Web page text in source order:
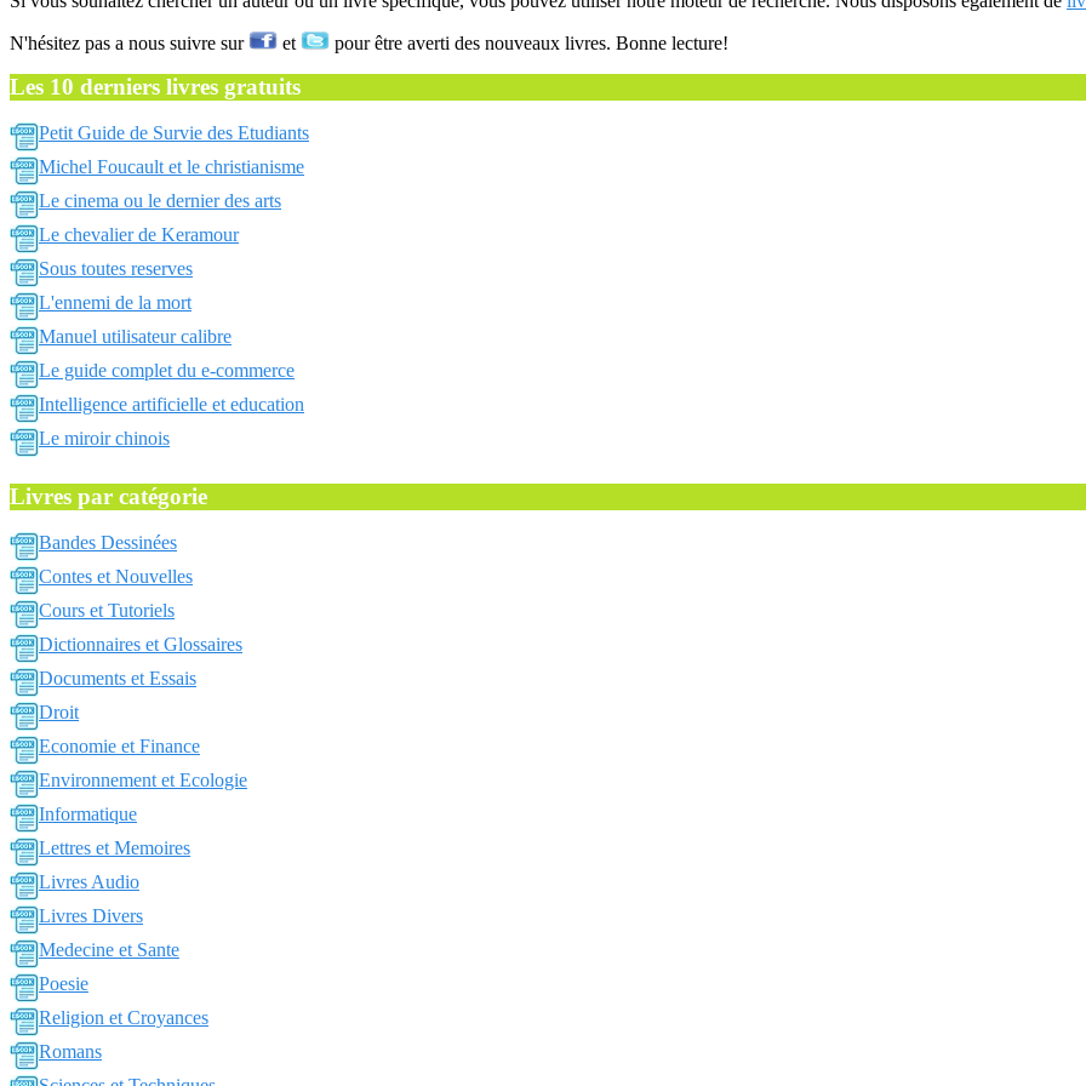
N'hésitez pas a nous suivre sur et pour être averti des nouveaux livres. Bonne lecture!
Les 10 derniers livres gratuits
Petit Guide de Survie des Etudiants
Michel Foucault et le christianisme
Le cinema ou le dernier des arts
Le chevalier de Keramour
Sous toutes reserves
L'ennemi de la mort
Manuel utilisateur calibre
Le guide complet du e-commerce
Intelligence artificielle et education
Le miroir chinois
Livres par catégorie
Bandes Dessinées
Contes et Nouvelles
Cours et Tutoriels
Dictionnaires et Glossaires
Documents et Essais
Droit
Economie et Finance
Environnement et Ecologie
Informatique
Lettres et Memoires
Livres Audio
Livres Divers
Medecine et Sante
Poesie
Religion et Croyances
Romans